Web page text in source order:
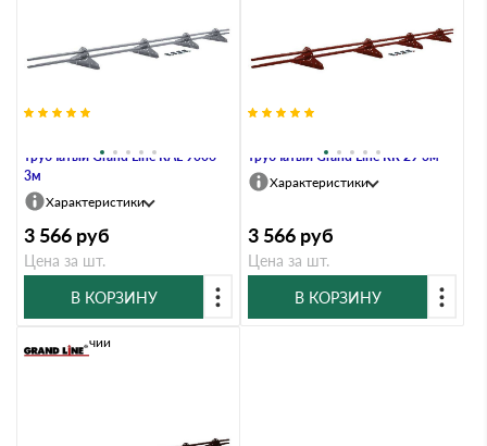
трубчатый Grand Line RAL 9006
3м
Характеристики
3 566 руб
Цена за шт.
В КОРЗИНУ
трубчатый Grand Line RR 29 3м
Характеристики
3 566 руб
Цена за шт.
В КОРЗИНУ
В наличии